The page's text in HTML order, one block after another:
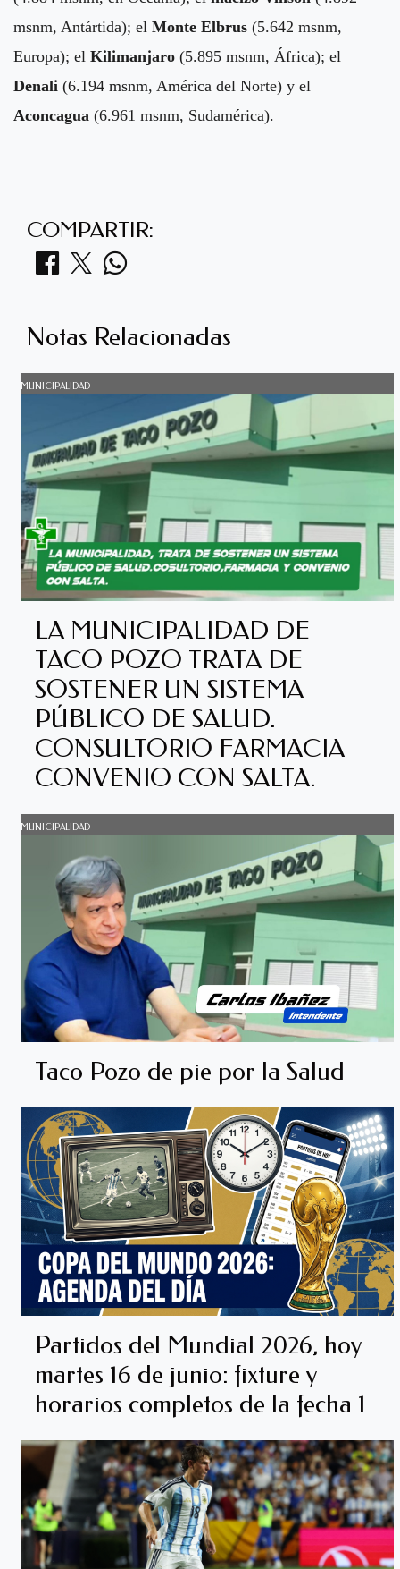
msnm, Antártida); el Monte Elbrus (5.642 msnm,
Europa); el Kilimanjaro (5.895 msnm, África); el
Denali (6.194 msnm, América del Norte) y el
Aconcagua (6.961 msnm, Sudamérica).
COMPARTIR:
Notas Relacionadas
MUNICIPALIDAD
LA MUNICIPALIDAD DE
TACO POZO TRATA DE
SOSTENER UN SISTEMA
PÚBLICO DE SALUD.
CONSULTORIO FARMACIA
CONVENIO CON SALTA.
MUNICIPALIDAD
Taco Pozo de pie por la Salud
Partidos del Mundial 2026, hoy
martes 16 de junio: fixture y
horarios completos de la fecha 1